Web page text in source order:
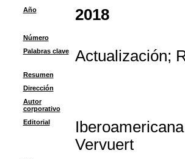
Año 2018
Número
Palabras clave
Actualización;
Resumen
Dirección
Autor
corporativo
Editorial
Vervuert